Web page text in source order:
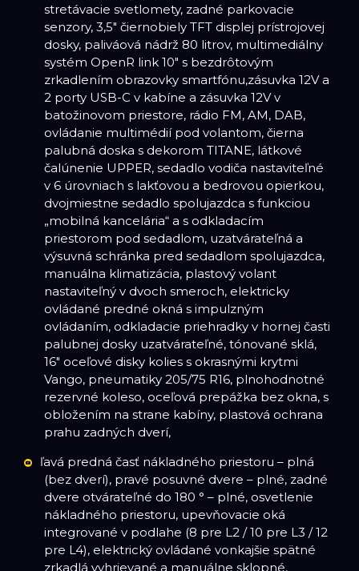
stretávacie svetlomety, zadné parkovacie
senzory, 3,5" čiernobiely TFT displej prístrojovej
dosky, paliváová nádrž 80 litrov, multimediálny
systém OpenR link 10" s bezdrôtovým
zrkadlením obrazovky smartfónu,zásuvka 12V a
2 porty USB-C v kabíne a zásuvka 12V v
batožinovom priestore, rádio FM, AM, DAB,
ovládanie multimédií pod volantom, čierna
palubná doska s dekorom TITANE, látkové
čalúnenie UPPER, sedadlo vodiča nastaviteľné
v 6 úrovniach s lakťovou a bedrovou opierkou,
dvojmiestne sedadlo spolujazdca s funkciou
„mobilná kancelária“ a s odkladacím
priestorom pod sedadlom, uzatvárateľná a
výsuvná schránka pred sedadlom spolujazdca,
manuálna klimatizácia, plastový volant
nastaviteľný v dvoch smeroch, elektricky
ovládané predné okná s impulzným
ovládaním, odkladacie priehradky v hornej časti
palubnej dosky uzatvárateľné, tónované sklá,
16" oceľové disky kolies s okrasnými krytmi
Vango, pneumatiky 205/75 R16, plnohodnotné
rezervné koleso, oceľová prepážka bez okna, s
obložením na strane kabíny, plastová ochrana
prahu zadných dverí,
ľavá predná časť nákladného priestoru – plná
(bez dverí), pravé posuvné dvere – plné, zadné
dvere otvárateľné do 180 ° – plné, osvetlenie
nákladného priestoru, upevňovacie oká
integrované v podlahe (8 pre L2 / 10 pre L3 / 12
pre L4), elektrický ovládané vonkajšie spätné
zrkadlá vyhrievané a manuálne sklopné,